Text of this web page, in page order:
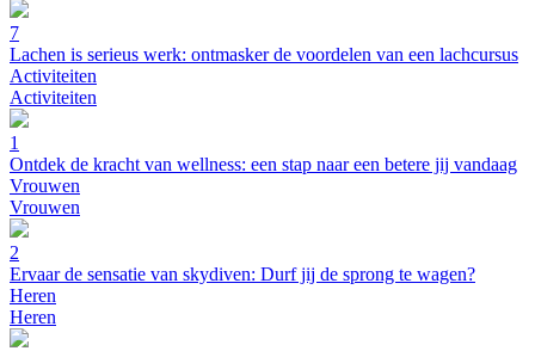
7
Lachen is serieus werk: ontmasker de voordelen van een lachcursus
Activiteiten
Activiteiten
1
Ontdek de kracht van wellness: een stap naar een betere jij vandaag
Vrouwen
Vrouwen
2
Ervaar de sensatie van skydiven: Durf jij de sprong te wagen?
Heren
Heren